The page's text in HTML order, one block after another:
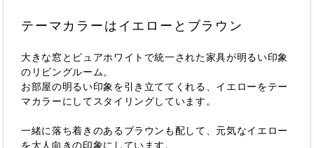
テーマカラーはイエローとブラウン
大きな窓とピュアホワイトで統一された家具が明るい印象
のリビングルーム。
お部屋の明るい印象を引き立ててくれる、イエローをテー
マカラーにしてスタイリングしています。
一緒に落ち着きのあるブラウンも配して、元気なイエロー
を大人向きの印象にしています。